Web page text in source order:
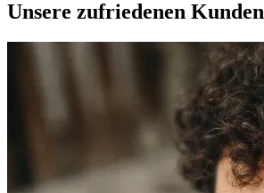
Unsere zufriedenen Kunden